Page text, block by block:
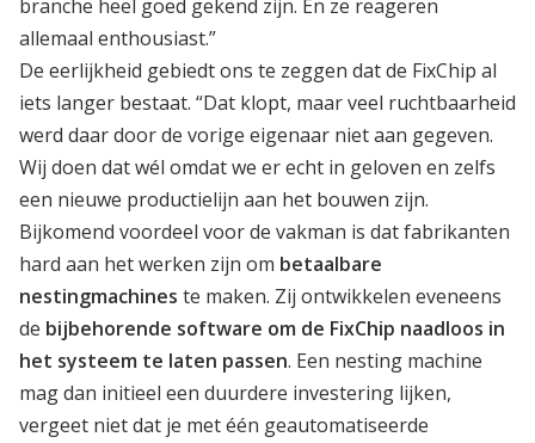
branche heel goed gekend zijn. En ze reageren
allemaal enthousiast.”
De eerlijkheid gebiedt ons te zeggen dat de FixChip al
iets langer bestaat. “Dat klopt, maar veel ruchtbaarheid
werd daar door de vorige eigenaar niet aan gegeven.
Wij doen dat wél omdat we er echt in geloven en zelfs
een nieuwe productielijn aan het bouwen zijn.
Bijkomend voordeel voor de vakman is dat fabrikanten
hard aan het werken zijn om betaalbare
nestingmachines te maken. Zij ontwikkelen eveneens
de bijbehorende software om de FixChip naadloos in
het systeem te laten passen. Een nesting machine
mag dan initieel een duurdere investering lijken,
vergeet niet dat je met één geautomatiseerde